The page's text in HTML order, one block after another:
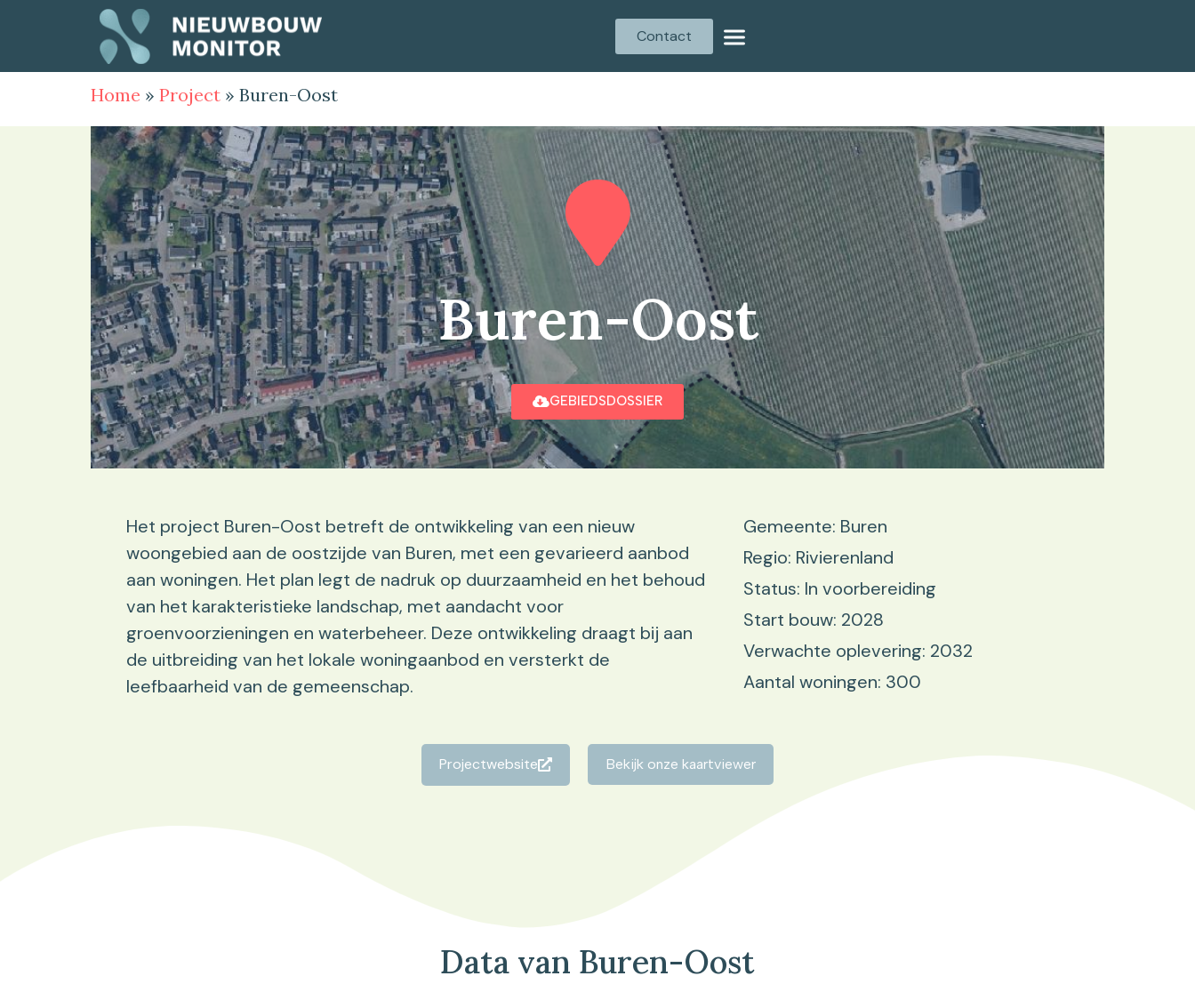
Contact
Home » Project » Buren-Oost
Buren-Oost
GEBIEDSDOSSIER
Het project Buren-Oost betreft de ontwikkeling van een nieuw
woongebied aan de oostzijde van Buren, met een gevarieerd aanbod
aan woningen. Het plan legt de nadruk op duurzaamheid en het behoud
van het karakteristieke landschap, met aandacht voor
groenvoorzieningen en waterbeheer. Deze ontwikkeling draagt bij aan
de uitbreiding van het lokale woningaanbod en versterkt de
leefbaarheid van de gemeenschap.
Gemeente: Buren
Regio: Rivierenland
Status: In voorbereiding
Start bouw: 2028
Verwachte oplevering: 2032
Aantal woningen: 300
Projectwebsite Bekijk onze kaartviewer
Data van Buren-Oost